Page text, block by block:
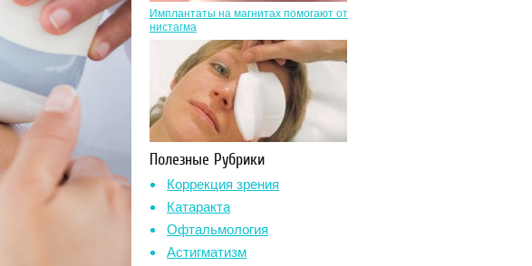
Имплантаты на магнитах помогают от
нистагма
Полезные Рубрики
Коррекция зрения
Катаракта
Офтальмология
Астигматизм